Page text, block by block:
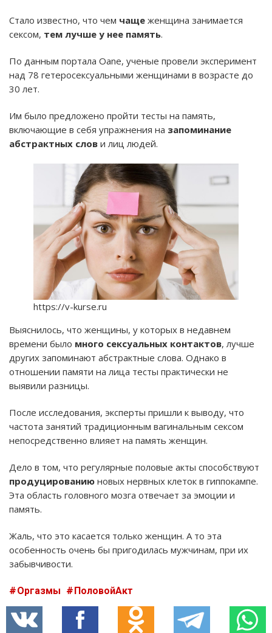
Стало известно, что чем чаще женщина занимается
сексом, тем лучше у нее память.
По данным портала Oane, ученые провели эксперимент
над 78 гетеросексуальными женщинами в возрасте до
30 лет.
Им было предложено пройти тесты на память,
включающие в себя упражнения на запоминание
абстрактных слов и лиц людей.
https://v-kurse.ru
Выяснилось, что женщины, у которых в недавнем
времени было много сексуальных контактов, лучше
других запоминают абстрактные слова. Однако в
отношении памяти на лица тесты практически не
выявили разницы.
После исследования, эксперты пришли к выводу, что
частота занятий традиционным вагинальным сексом
непосредственно влияет на память женщин.
Дело в том, что регулярные половые акты способствуют
продуцированию новых нервных клеток в гиппокампе.
Эта область головного мозга отвечает за эмоции и
память.
Жаль, что это касается только женщин. А то эта
особенность очень бы пригодилась мужчинам, при их
забывчивости.
Оргазмы ПоловойАкт